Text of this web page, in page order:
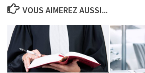
VOUS AIMEREZ AUSSI...